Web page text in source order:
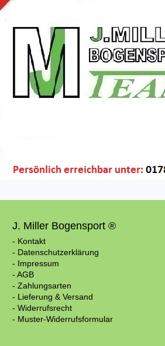
J. Miller Bogensport ®
- Kontakt
- Datenschutzerklärung
- Impressum
- AGB
- Zahlungsarten
- Lieferung & Versand
- Widerrufsrecht
- Muster-Widerrufsformular